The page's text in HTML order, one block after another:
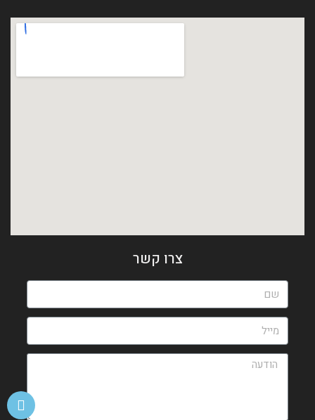
צרו קשר